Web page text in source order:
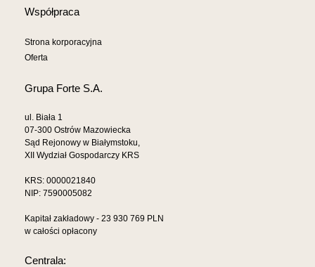
Współpraca
Strona korporacyjna
Oferta
Grupa Forte S.A.
ul. Biała 1
07-300 Ostrów Mazowiecka
Sąd Rejonowy w Białymstoku,
XII Wydział Gospodarczy KRS
KRS: 0000021840
NIP: 7590005082
Kapitał zakładowy - 23 930 769 PLN
w całości opłacony
Centrala: